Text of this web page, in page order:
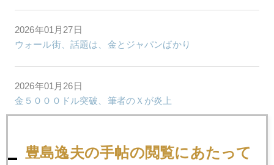
2026年01月27日
ウォール街、話題は、金とジャパンばかり
2026年01月26日
金５０００ドル突破、筆者のＸが炎上
金５０００ドル、銀１００ドル、ＮＹ市場レーダー照射
豊島逸夫の手帖の閲覧にあたって